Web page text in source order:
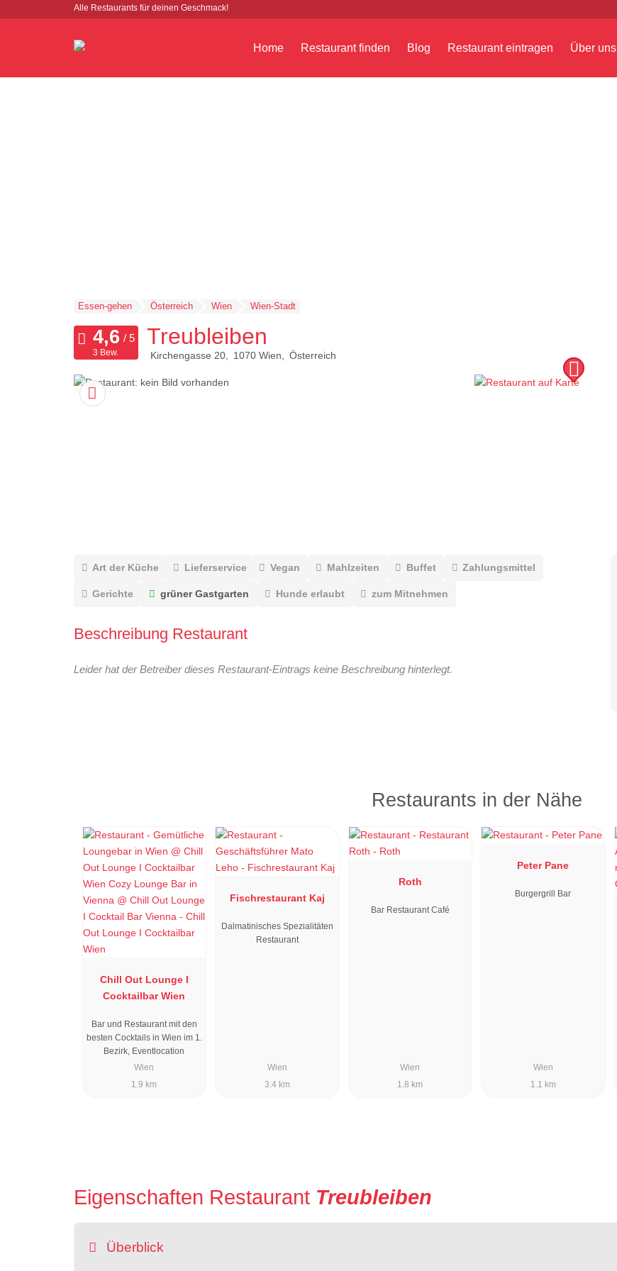
Alle Restaurants für deinen Geschmack!
Home Restaurant finden Blog Restaurant eintragen Über uns
Essen-gehen Österreich Wien Wien-Stadt
Treubleiben
Kirchengasse 20 1070 Wien Österreich
3 Bew.
Art der Küche Lieferservice Vegan Mahlzeiten Buffet Zahlungsmittel
Gerichte grüner Gastgarten Hunde erlaubt zum Mitnehmen
Beschreibung Restaurant
Leider hat der Betreiber dieses Restaurant-Eintrags keine Beschreibung hinterlegt.
Restaurants in der Nähe
Chill Out Lounge I
Cocktailbar Wien
Bar und Restaurant mit den
besten Cocktails in Wien im 1.
Bezirk, Eventlocation
Wien
1.9 km
Fischrestaurant Kaj
Dalmatinisches Spezialitäten
Restaurant
Wien
3.4 km
Roth
Bar Restaurant Café
Wien
1.8 km
Peter Pane
Burgergrill Bar
Wien
1.1 km
Eigenschaften Restaurant Treubleiben
Überblick